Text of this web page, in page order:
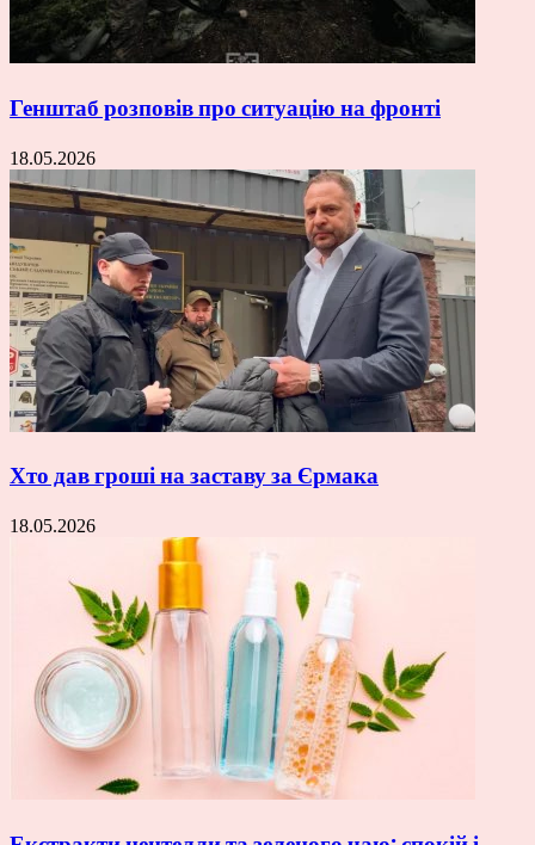
Генштаб розповів про ситуацію на фронті
18.05.2026
Хто дав гроші на заставу за Єрмака
18.05.2026